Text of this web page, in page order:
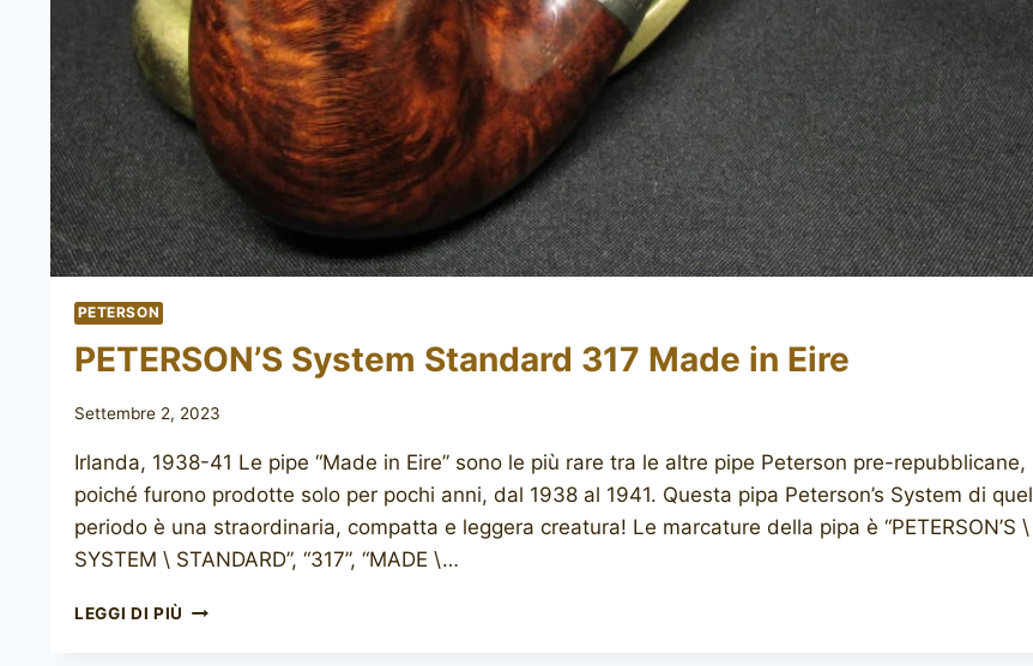
PETERSON
PETERSON’S System Standard 317 Made in Eire
Settembre 2, 2023
Irlanda, 1938-41 Le pipe “Made in Eire” sono le più rare tra le altre pipe Peterson pre-repubblicane,
poiché furono prodotte solo per pochi anni, dal 1938 al 1941. Questa pipa Peterson’s System di quel
periodo è una straordinaria, compatta e leggera creatura! Le marcature della pipa è “PETERSON’S \
SYSTEM \ STANDARD”, “317”, “MADE \…
LEGGI DI PIÙ PETERSON’S